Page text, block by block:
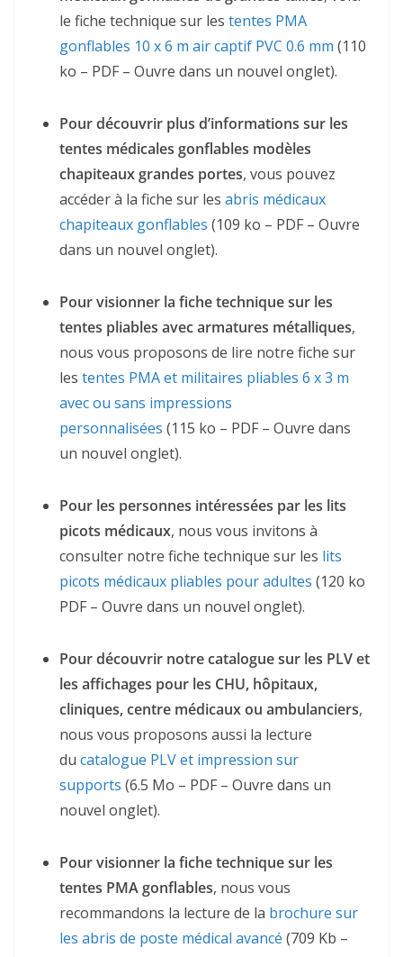
le fiche technique sur les tentes PMA
gonflables 10 x 6 m air captif PVC 0.6 mm (110
ko – PDF – Ouvre dans un nouvel onglet).
Pour découvrir plus d’informations sur les
tentes médicales gonflables modèles
chapiteaux grandes portes, vous pouvez
accéder à la fiche sur les abris médicaux
chapiteaux gonflables (109 ko – PDF – Ouvre
dans un nouvel onglet).
Pour visionner la fiche technique sur les
tentes pliables avec armatures métalliques,
nous vous proposons de lire notre fiche sur
les tentes PMA et militaires pliables 6 x 3 m
avec ou sans impressions
personnalisées (115 ko – PDF – Ouvre dans
un nouvel onglet).
Pour les personnes intéressées par les lits
picots médicaux, nous vous invitons à
consulter notre fiche technique sur les lits
picots médicaux pliables pour adultes (120 ko
PDF – Ouvre dans un nouvel onglet).
Pour découvrir notre catalogue sur les PLV et
les affichages pour les CHU, hôpitaux,
cliniques, centre médicaux ou ambulanciers,
nous vous proposons aussi la lecture
du catalogue PLV et impression sur
supports (6.5 Mo – PDF – Ouvre dans un
nouvel onglet).
Pour visionner la fiche technique sur les
tentes PMA gonflables, nous vous
recommandons la lecture de la brochure sur
les abris de poste médical avancé (709 Kb –